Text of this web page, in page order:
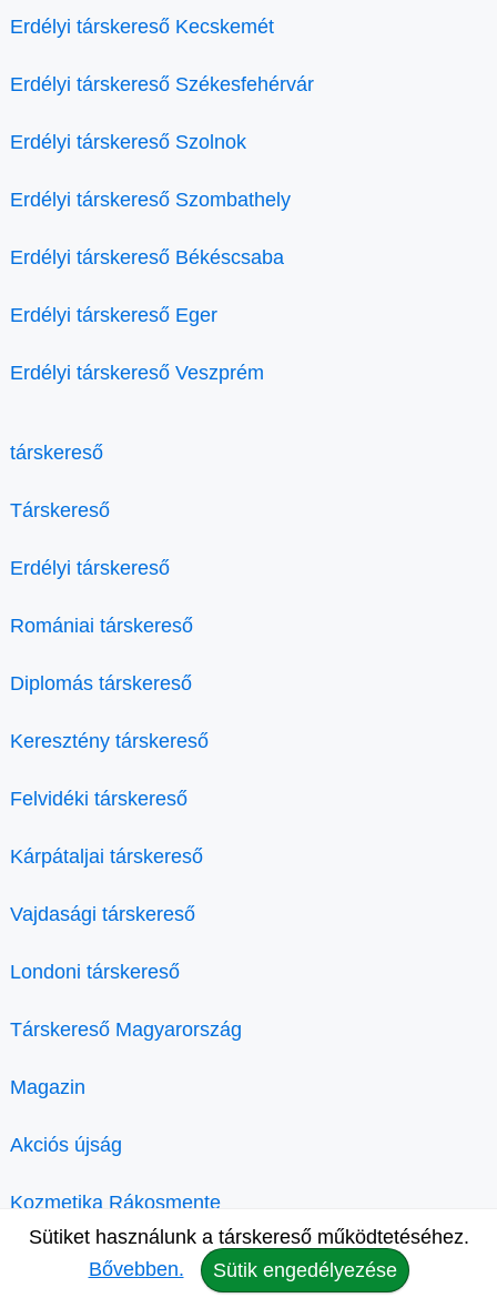
Erdélyi társkereső Kecskemét
Erdélyi társkereső Székesfehérvár
Erdélyi társkereső Szolnok
Erdélyi társkereső Szombathely
Erdélyi társkereső Békéscsaba
Erdélyi társkereső Eger
Erdélyi társkereső Veszprém
társkereső
Társkereső
Erdélyi társkereső
Romániai társkereső
Diplomás társkereső
Keresztény társkereső
Felvidéki társkereső
Kárpátaljai társkereső
Vajdasági társkereső
Londoni társkereső
Társkereső Magyarország
Magazin
Akciós újság
Kozmetika Rákosmente
Sütiket használunk a társkereső működtetéséhez.
Bővebben.
Sütik engedélyezése